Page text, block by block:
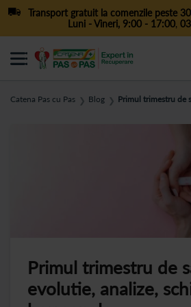
Transport gratuit la comenzile peste
Luni - Vineri, 9:00 - 17:00,
Catena Pas cu Pas ❯ Blog ❯ Primul trimestru de
Primul trimestru de
evolutie, analize,